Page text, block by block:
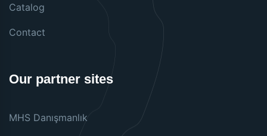
Catalog
Contact
Our partner sites
MHS Danışmanlık